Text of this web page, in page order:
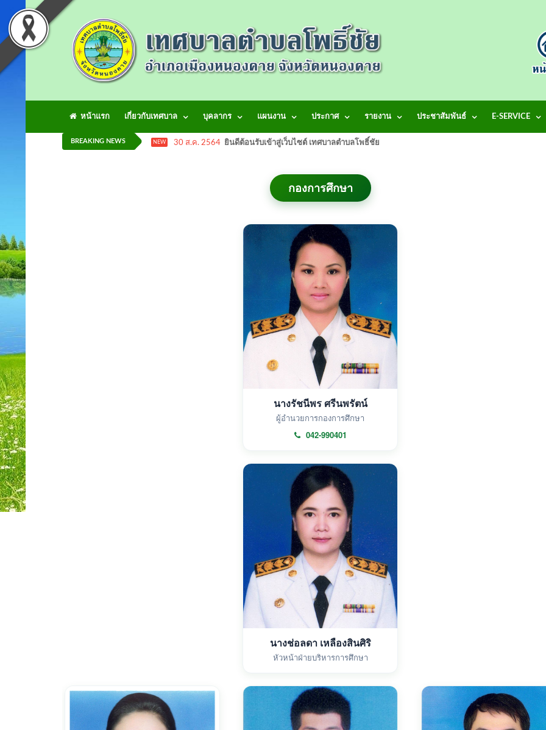
หน้าแรก เกี่ยวกับเทศบาล บุคลากร แผนงาน ประกาศ รายงาน ประชาสัมพันธ์ E-SERVICE
BREAKING NEWS NEW 30 ส.ค. 2564 ยินดีต้อนรับเข้าสู่เว็บไซต์ เทศบาลตำบลโพธิ์ชัย
กองการศึกษา
นางรัชนีพร ศรีนพรัตน์
ผู้อำนวยการกองการศึกษา
042-990401
นางช่อลดา เหลืองสินศิริ
หัวหน้าฝ่ายบริหารการศึกษา